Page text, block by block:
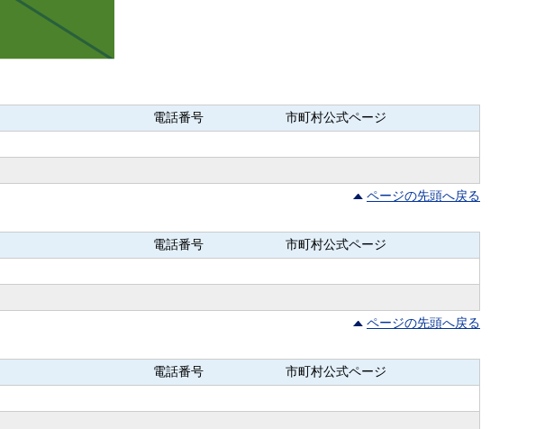
電話番号
市町村公式ページ
ページの先頭へ戻る
電話番号
市町村公式ページ
ページの先頭へ戻る
電話番号
市町村公式ページ